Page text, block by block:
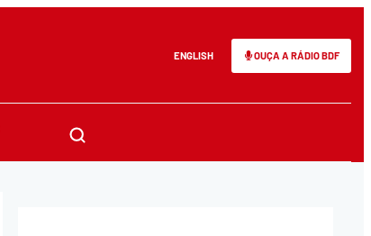
ENGLISH OUÇA A RÁDIO BDF